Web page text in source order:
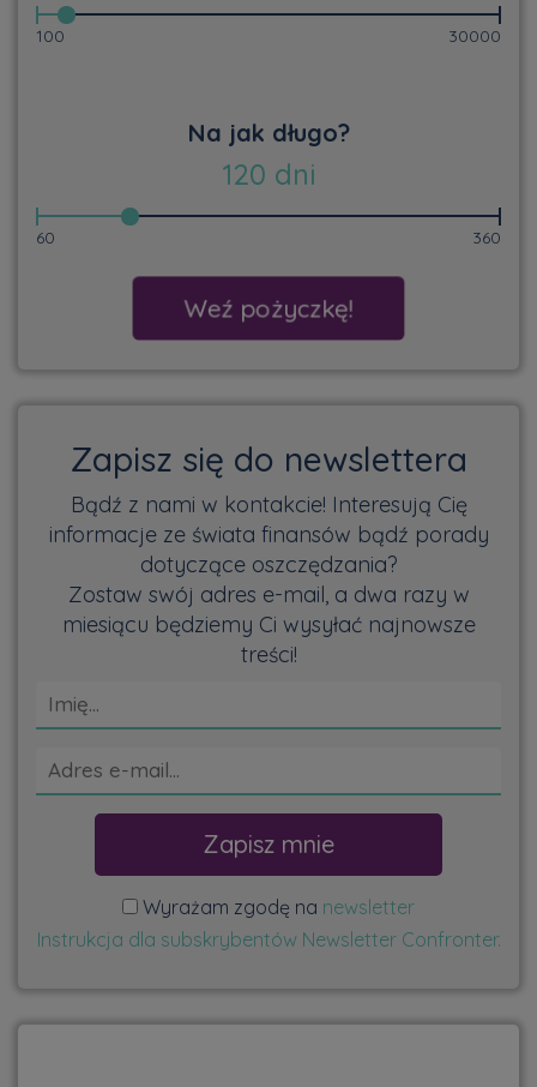
100 30000
Na jak długo?
120 dni
60 360
Weź pożyczkę!
Zapisz się do newslettera
Bądź z nami w kontakcie! Interesują Cię
informacje ze świata finansów bądź porady
dotyczące oszczędzania?
Zostaw swój adres e-mail, a dwa razy w
miesiącu będziemy Ci wysyłać najnowsze
treści!
Wyrażam zgodę na newsletter
Instrukcja dla subskrybentów Newsletter Confronter.